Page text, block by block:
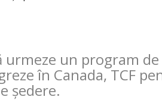
urmeze un program
în Canada, TCF
ședere.